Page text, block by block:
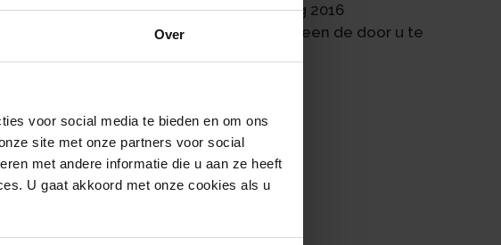
Over
voor social media te bieden en om ons
site met onze partners voor social
met andere informatie die u aan ze heeft
U gaat akkoord met onze cookies als u
is ook de WOZ-beschikking 2016
juiste WOZ-waarde gaat verder dan alleen de door u te